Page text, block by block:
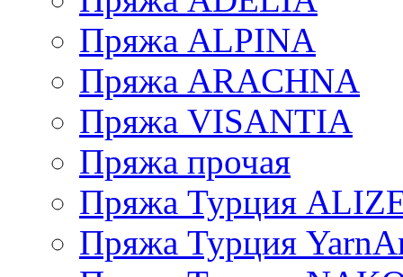
Пряжа ALPINA
Пряжа ARACHNA
Пряжа VISANTIA
Пряжа прочая
Пряжа Турция
Пряжа Турция